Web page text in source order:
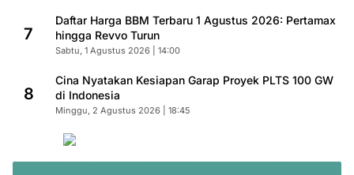
7
Daftar Harga BBM Terbaru 1 Agustus 2026: Pertamax
hingga Revvo Turun
Sabtu, 1 Agustus 2026 | 14:00
8
Cina Nyatakan Kesiapan Garap Proyek PLTS 100 GW
di Indonesia
Minggu, 2 Agustus 2026 | 18:45